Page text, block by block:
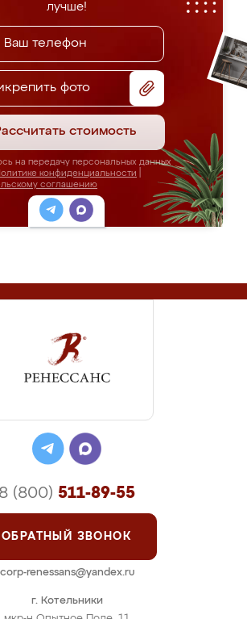
лучше!
фото
стоимость
на передачу персональных данных
конфиденциальности
соглашению
г. Котельники
8 (800) 511-89-55
ОБРАТНЫЙ ЗВОНОК
corp-renessans@yandex.ru